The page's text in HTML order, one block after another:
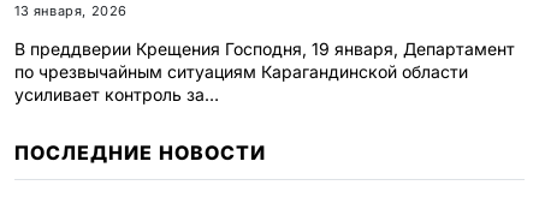
13 января, 2026
В преддверии Крещения Господня, 19 января, Департамент
по чрезвычайным ситуациям Карагандинской области
усиливает контроль за…
ПОСЛЕДНИЕ НОВОСТИ